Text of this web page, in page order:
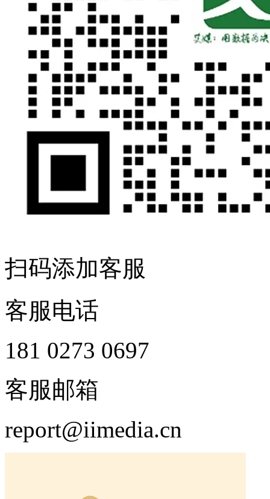
扫码添加客服
客服电话
181 0273 0697
客服邮箱
report@iimedia.cn